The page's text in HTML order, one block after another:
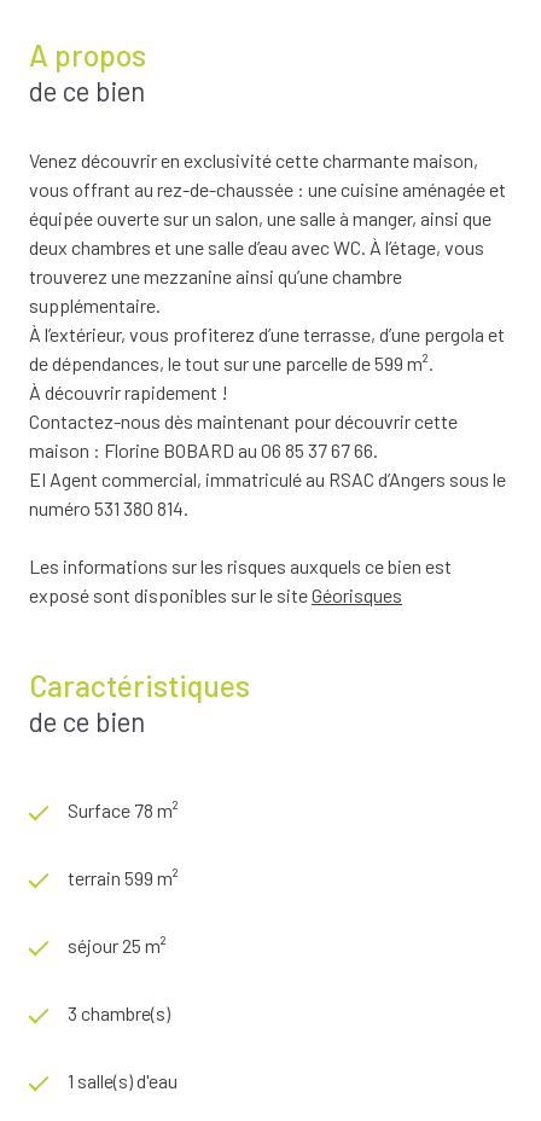
A propos
de ce bien
Venez découvrir en exclusivité cette charmante maison,
vous offrant au rez-de-chaussée : une cuisine aménagée et
équipée ouverte sur un salon, une salle à manger, ainsi que
deux chambres et une salle d’eau avec WC. À l’étage, vous
trouverez une mezzanine ainsi qu’une chambre
supplémentaire.
À l’extérieur, vous profiterez d’une terrasse, d’une pergola et
de dépendances, le tout sur une parcelle de 599 m².
À découvrir rapidement !
Contactez-nous dès maintenant pour découvrir cette
maison : Florine BOBARD au 06 85 37 67 66.
EI Agent commercial, immatriculé au RSAC d’Angers sous le
numéro 531 380 814.
Les informations sur les risques auxquels ce bien est
exposé sont disponibles sur le siteGéorisques
Caractéristiques
de ce bien
Surface 78 m²
terrain 599 m²
séjour 25 m²
3 chambre(s)
1 salle(s) d'eau